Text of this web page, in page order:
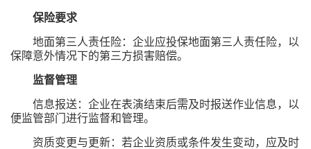
保险要求
地面第三人责任险：企业应投保地面第三人责任险，以
保障意外情况下的第三方损害赔偿。
监督管理
信息报送：企业在表演结束后需及时报送作业信息，以
便监管部门进行监督和管理。
资质变更与更新：若企业资质或条件发生变动，应及时